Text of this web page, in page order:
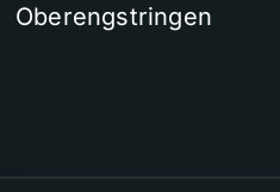
Oberengstringen